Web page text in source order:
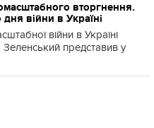
вторгнення.
дня війни в Україні
війни в Україні
представив у